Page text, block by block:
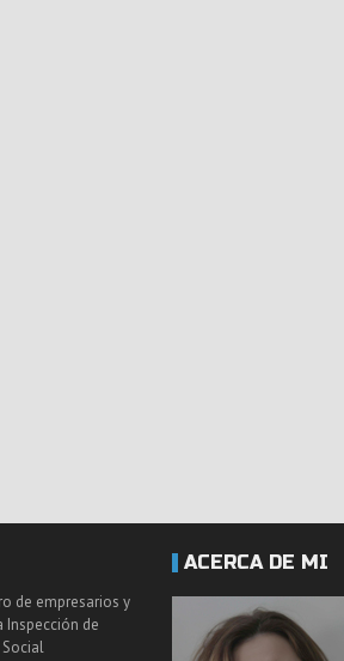
de empresarios y
de
ACERCA DE MI